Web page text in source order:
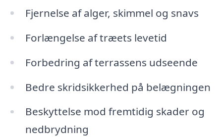
Fjernelse af alger, skimmel og snavs
Forlængelse af træets levetid
Forbedring af terrassens udseende
Bedre skridsikkerhed på belægningen
Beskyttelse mod fremtidig skader og
nedbrydning